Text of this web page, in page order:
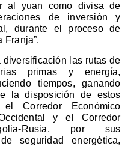
al yuan como divisa de
de inversión y
durante el proceso de
Franja”.
las rutas de
primas y energía,
tiempos, ganando
la disposición de estos
el Corredor Económico
y el Corredor
Rusia, por sus
seguridad energética,